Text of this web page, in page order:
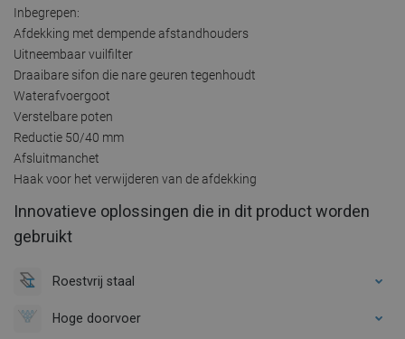
Inbegrepen:
Afdekking met dempende afstandhouders
Uitneembaar vuilfilter
Draaibare sifon die nare geuren tegenhoudt
Waterafvoergoot
Verstelbare poten
Reductie 50/40 mm
Afsluitmanchet
Haak voor het verwijderen van de afdekking
Innovatieve oplossingen die in dit product worden
gebruikt
Roestvrij staal
Hoge doorvoer